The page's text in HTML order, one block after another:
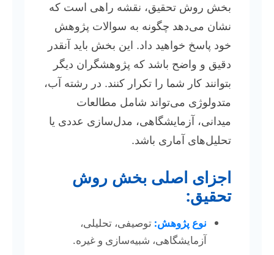
بخش روش تحقیق، نقشه راهی است که
نشان می‌دهد چگونه به سوالات پژوهش
خود پاسخ خواهید داد. این بخش باید آنقدر
دقیق و واضح باشد که پژوهشگران دیگر
بتوانند کار شما را تکرار کنند. در رشته آب،
متدولوژی می‌تواند شامل مطالعات
میدانی، آزمایشگاهی، مدل‌سازی عددی یا
تحلیل‌های آماری باشد.
اجزای اصلی بخش روش
تحقیق:
نوع پژوهش: توصیفی، تحلیلی،
آزمایشگاهی، شبیه‌سازی و غیره.